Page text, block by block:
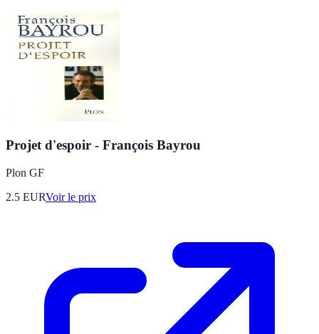
Projet d'espoir - François Bayrou
Plon GF
2.5 EURVoir le prix